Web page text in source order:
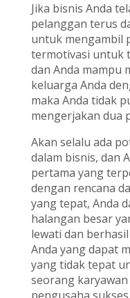
Jika bisnis Anda
pelanggan terus
untuk mengambil
termotivasi untuk
dan Anda mampu
keluarga Anda
maka Anda tidak
mengerjakan dua
Akan selalu ada
dalam bisnis, dan
pertama yang
dengan rencana
yang tepat, Anda
halangan besar
lewati dan
Anda yang dapat
yang tidak tepat
seorang